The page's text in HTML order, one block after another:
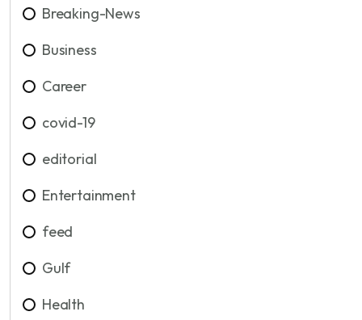
Breaking-News
Business
Career
covid-19
editorial
Entertainment
feed
Gulf
Health